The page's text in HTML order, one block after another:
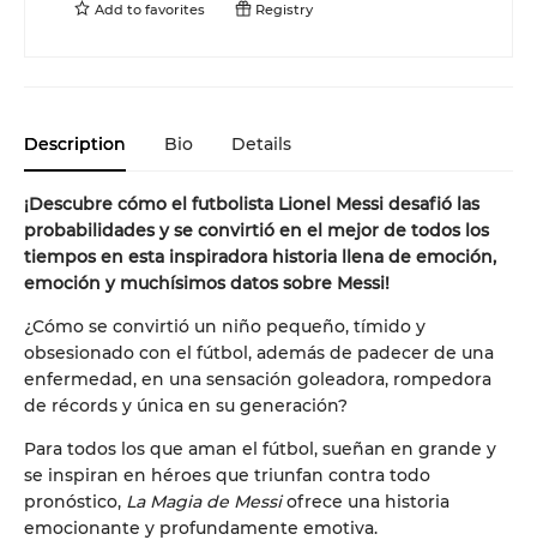
Add to favorites Registry
Description Bio Details
¡Descubre cómo el futbolista Lionel Messi desafió las
probabilidades y se convirtió en el mejor de todos los
tiempos en esta inspiradora historia llena de emoción,
emoción y muchísimos datos sobre Messi!
¿Cómo se convirtió un niño pequeño, tímido y
obsesionado con el fútbol, además de ​padecer de una
enfermedad, en una sensación goleadora, rompedora
de récords y única en su generación?
Para todos los que aman el fútbol, ​​sueñan en grande y
se inspiran en héroes que triunfan contra todo
pronóstico, La Magia de Messiofrece una historia
emocionante y profundamente emotiva.